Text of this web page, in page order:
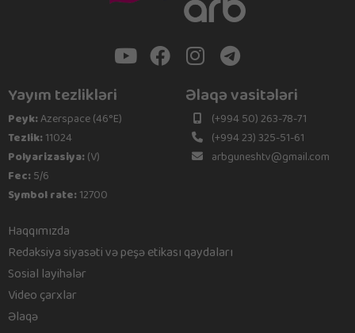
Yayım tezlikləri
Peyk:Azerspace (46°E)
Tezlik:11024
Polyarizasiya:(V)
Fec:5/6
Symbol rate:12700
Əlaqə vasitələri
(+994 50) 263-78-71
(+994 23) 325-51-61
arbguneshtv@gmail.com
Haqqımızda
Redaksiya siyasəti və peşə etikası qaydaları
Sosial layihələr
Video çarxlar
Əlaqə